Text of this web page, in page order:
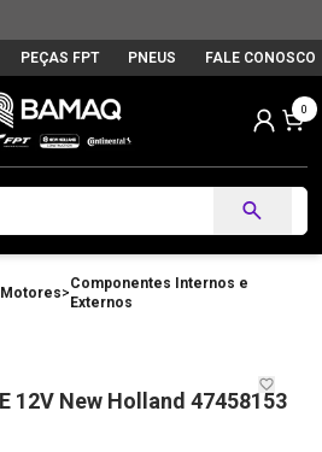
PEÇAS FPT PNEUS FALE CONOSCO
0
Motores>
Componentes Internos e
Externos
12V New Holland 47458153